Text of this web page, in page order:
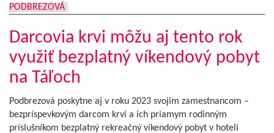
PODBREZOVÁ
Darcovia krvi môžu aj tento rok
využiť bezplatný víkendový pobyt
na Táľoch
Podbrezová poskytne aj v roku 2023 svojim zamestnancom –
bezpríspevkovým darcom krvi a ich priamym rodinným
príslušníkom bezplatný rekreačný víkendový pobyt v hoteli